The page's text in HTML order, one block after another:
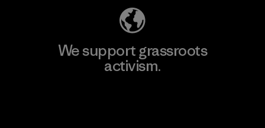
We support grassroots
activism.